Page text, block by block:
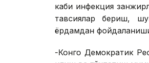
каби инфекция
тавсиялар бериш,
ёрдамдан
-Конго Демократик